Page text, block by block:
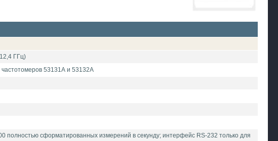
ГГц)
53131А и 53132А
сформатированных измерений в секунду; интерфейс RS-232 только для